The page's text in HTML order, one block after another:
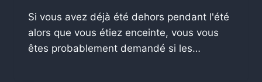
Si vous avez déjà été dehors pendant l'été
alors que vous étiez enceinte, vous vous
êtes probablement demandé si les…